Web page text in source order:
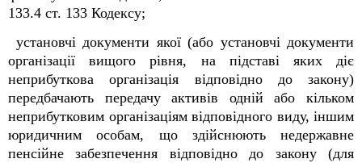
133.4 ст. 133 Кодексу;
установчі документи якої (або установчі документи
організації вищого рівня, на підставі яких діє
неприбуткова організація відповідно до закону)
передбачають передачу активів одній або кільком
неприбутковим організаціям відповідного виду, іншим
юридичним особам, що здійснюють недержавне
пенсійне забезпечення відповідно до закону (для